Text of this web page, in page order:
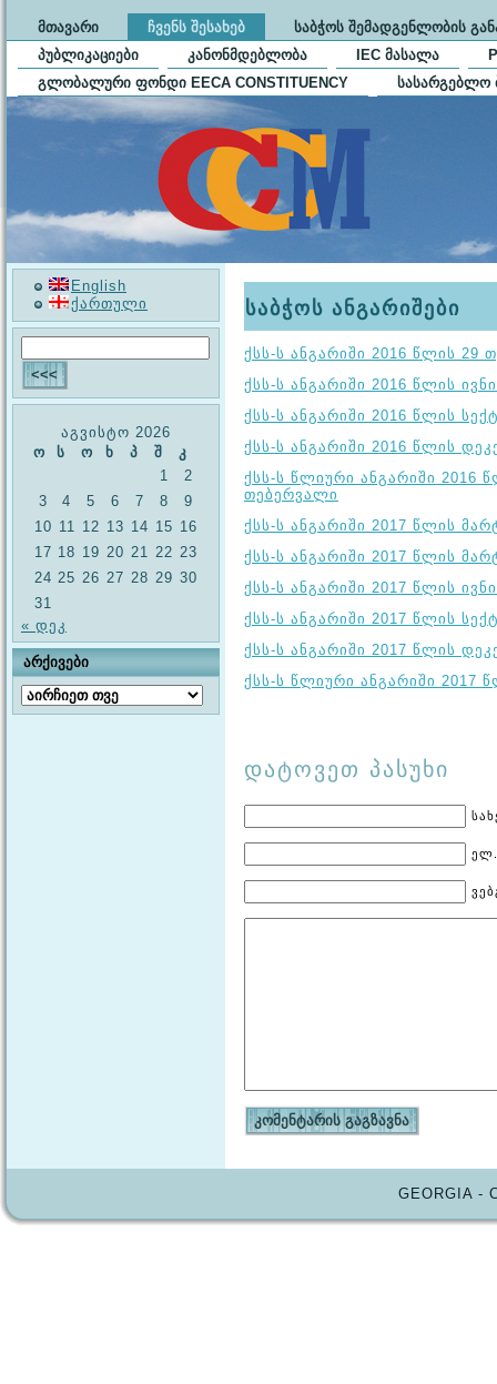
ᲛᲗᲐᲕᲐᲠᲘ ᲩᲕᲔᲜᲡ ᲨᲔᲡᲐᲮᲔᲑ
ᲡᲐᲑᲭᲝᲡ ᲨᲔᲛᲐᲓᲒᲔᲜᲚᲝᲑᲘᲡ
ᲞᲣᲑᲚᲘᲙᲐᲪᲘᲔᲑᲘ
ᲙᲐᲜᲝᲜᲛᲓᲔᲑᲚᲝᲑᲐ IEC ᲛᲐᲡᲐᲚᲐ
ᲒᲚᲝᲑᲐᲚᲣᲠᲘ ᲤᲝᲜᲓᲘ EECA CONSTITUENCY
ᲡᲐᲡᲐᲠᲒᲔᲑᲚᲝ
English
ქართული
აგვისტო 2026
ო
ს ო ხ პ შ
კ
1
2
3
4 5 6 7 8
9
10 11 12 13 14 15 16
17 18 19 20 21 22 23
24 25 26 27 28 29 30
31
« დეკ
ᲐᲠᲥᲘᲕᲔᲑᲘ
არქივები
საბჭოს ანგარიშები
ქსს-ს ანგარიში 2016 წლის 29
ქსს-ს ანგარიში 2016 წლის
ქსს-ს ანგარიში 2016 წლის
ქსს-ს ანგარიში 2016 წლის
ქსს-ს წლიური ანგარიში 2016
თებერვალი
ქსს-ს ანგარიში 2017 წლის
ქსს-ს ანგარიში 2017 წლის
ქსს-ს ანგარიში 2017 წლის
ქსს-ს ანგარიში 2017 წლის
ქსს-ს ანგარიში 2017 წლის
ქსს-ს წლიური ანგარიში 2017
დატოვეთ პასუხი
GEORGIA -